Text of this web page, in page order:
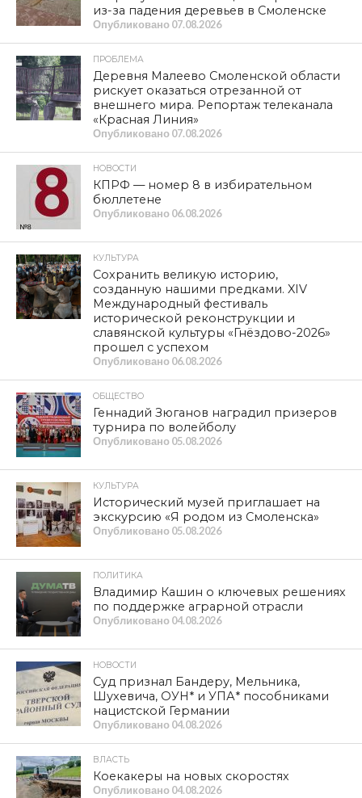
из-за падения деревьев в Смоленске
Опубликовано 07.08.2026
ПРОБЛЕМА
Деревня Малеево Смоленской области
рискует оказаться отрезанной от
внешнего мира. Репортаж телеканала
«Красная Линия»
Опубликовано 07.08.2026
НОВОСТИ
КПРФ — номер 8 в избирательном
бюллетене
Опубликовано 06.08.2026
КУЛЬТУРА
Сохранить великую историю,
созданную нашими предками. XIV
Международный фестиваль
исторической реконструкции и
славянской культуры «Гнёздово-2026»
прошел с успехом
Опубликовано 06.08.2026
ОБЩЕСТВО
Геннадий Зюганов наградил призеров
турнира по волейболу
Опубликовано 05.08.2026
КУЛЬТУРА
Исторический музей приглашает на
экскурсию «Я родом из Смоленска»
Опубликовано 05.08.2026
ПОЛИТИКА
Владимир Кашин о ключевых решениях
по поддержке аграрной отрасли
Опубликовано 04.08.2026
НОВОСТИ
Суд признал Бандеру, Мельника,
Шухевича, ОУН* и УПА* пособниками
нацистской Германии
Опубликовано 04.08.2026
ВЛАСТЬ
Коекакеры на новых скоростях
Опубликовано 04.08.2026